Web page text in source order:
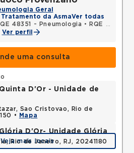
Geral
da AsmaVer todas
48351 - Pneumologia •
RQE 48352 - Clínica médica
Ver perfil
uma consulta
D'Or - Unidade de
Sao Cristovao, Rio de
•
Mapa
D'Or- Unidade Glória
Rio de Janeiro, RJ, 20241180
Veja mais locais